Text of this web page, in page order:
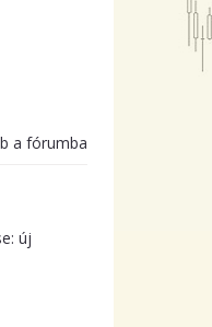
a fórumba
új